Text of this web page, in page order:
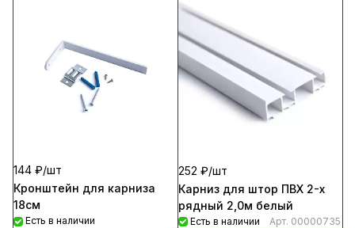
144 ₽/шт
Кронштейн для карниза
18см
Есть в наличии
252 ₽/шт
Карниз для штор ПВХ 2-х
рядный 2,0м белый
Есть в наличии Арт. 00000735